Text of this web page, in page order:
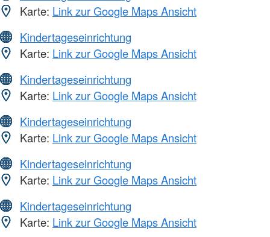
Karte: Link zur Google Maps Ansicht
Kindertageseinrichtung
Karte: Link zur Google Maps Ansicht
Kindertageseinrichtung
Karte: Link zur Google Maps Ansicht
Kindertageseinrichtung
Karte: Link zur Google Maps Ansicht
Kindertageseinrichtung
Karte: Link zur Google Maps Ansicht
Kindertageseinrichtung
Karte: Link zur Google Maps Ansicht